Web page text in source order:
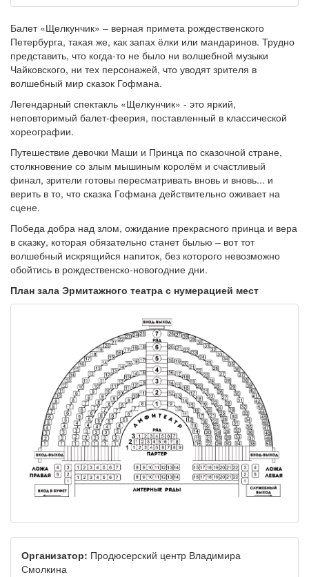
Балет «Щелкунчик» ‒ верная примета рождественского
Петербурга, такая же, как запах ёлки или мандаринов. Трудно
представить, что когда-то не было ни волшебной музыки
Чайковского, ни тех персонажей, что уводят зрителя в
волшебный мир сказок Гофмана.
Легендарный спектакль «Щелкунчик» - это яркий,
неповторимый балет-феерия, поставленный в классической
хореографии.
Путешествие девочки Маши и Принца по сказочной стране,
столкновение со злым мышиным королём и счастливый
финал, зрители готовы пересматривать вновь и вновь... и
верить в то, что сказка Гофмана действительно оживает на
сцене.
Победа добра над злом, ожидание прекрасного принца и вера
в сказку, которая обязательно станет былью – вот тот
волшебный искрящийся напиток, без которого невозможно
обойтись в рождественско-новогодние дни.
План зала Эрмитажного театра с нумерацией мест
Организатор: Продюсерский центр Владимира
Смолкина